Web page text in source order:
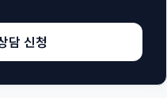
담 신청